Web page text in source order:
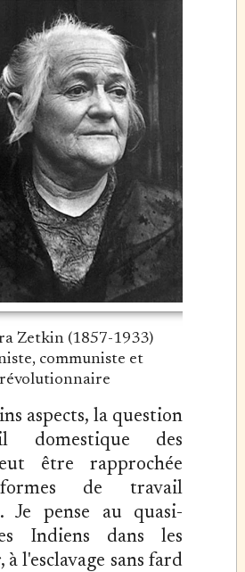
Zetkin (1857-1933)
communiste et
révolutionnaire
aspects, la question
domestique des
être rapprochée
de travail
Je pense au quasi-
Indiens dans les
, à l'esclavage sans fard